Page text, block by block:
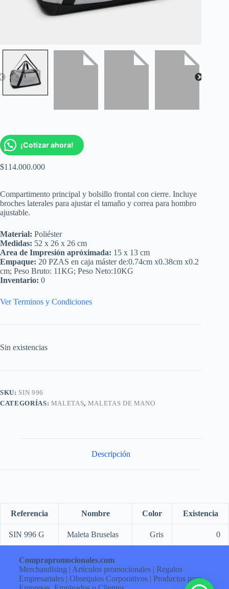
¡Cotizar ahora!
$114.000.000
Compartimento principal y bolsillo frontal con cierre. Incluye
broches laterales para ajustar el tamaño y correa para hombro
ajustable.
Material: Poliéster
Medidas: 52 x 26 x 26 cm
Area de Impresión apróximada: 15 x 13 cm
Empaque: 20 PZAS en caja máster de:0.74cm x0.38cm x0.2
cm; Peso Bruto: 11KG; Peso Neto:10KG
Inventario: 0
Ver Terminos y Condiciones
Sin existencias
SKU: SIN 996
CATEGORÍAS: MALETAS, MALETAS DE MANO
Descripción
Referencia Nombre Color Existencia
SIN 996 G Maleta Bruselas Gris 0
Comprapromocionales.com
Merchandising | Artículos promocionales | Regalos
Empresariales | Obsequios Corporativos | Productos para